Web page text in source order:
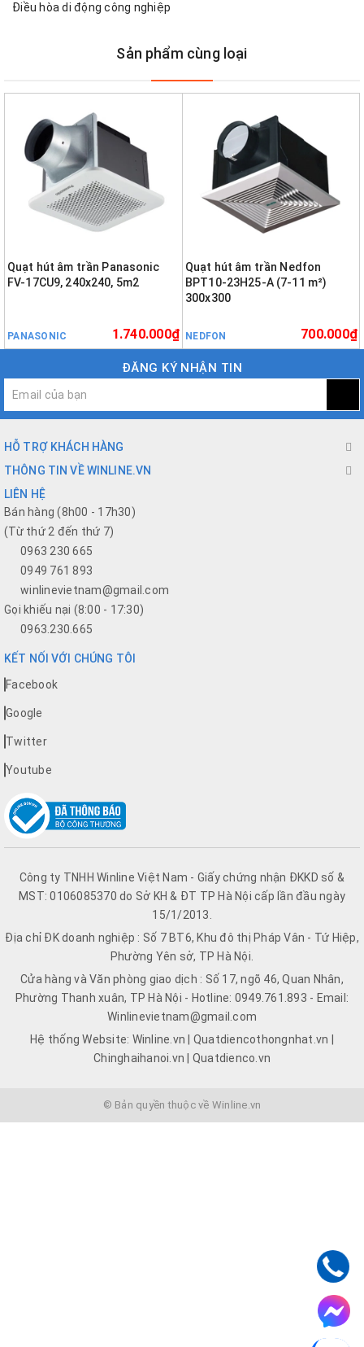
Điều hòa di động công nghiệp
Sản phẩm cùng loại
Quạt hút âm trần Panasonic
FV-17CU9, 240x240, 5m2
PANASONIC 1.740.000₫
Quạt hút âm trần Nedfon
BPT10-23H25-A (7-11 m²)
300x300
NEDFON 700.000₫
ĐĂNG KÝ NHẬN TIN
HỖ TRỢ KHÁCH HÀNG
THÔNG TIN VỀ WINLINE.VN
LIÊN HỆ
Bán hàng (8h00 - 17h30)
(Từ thứ 2 đến thứ 7)
0963 230 665
0949 761 893
winlinevietnam@gmail.com
Gọi khiếu nại (8:00 - 17:30)
0963.230.665
KẾT NỐI VỚI CHÚNG TÔI
Facebook
Google
Twitter
Youtube
Công ty TNHH Winline Việt Nam - Giấy chứng nhận ĐKKD số &
MST: 0106085370 do Sở KH & ĐT TP Hà Nội cấp lần đầu ngày
15/1/2013.
Địa chỉ ĐK doanh nghiệp : Số 7 BT6, Khu đô thị Pháp Vân - Tứ Hiệp,
Phường Yên sở, TP Hà Nội.
Cửa hàng và Văn phòng giao dịch : Số 17, ngõ 46, Quan Nhân,
Phường Thanh xuân, TP Hà Nội - Hotline: 0949.761.893 - Email:
Winlinevietnam@gmail.com
Hệ thống Website: Winline.vn | Quatdiencothongnhat.vn |
Chinghaihanoi.vn | Quatdienco.vn
© Bản quyền thuộc về Winline.vn